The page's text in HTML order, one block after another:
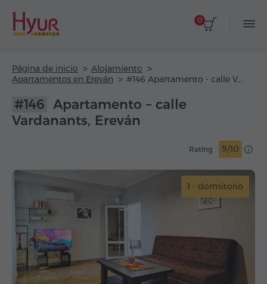
0
Página de inicio
Alojamiento
Apartamentos en Ereván
#146 Apartamento - calle Vardanants
#146 Apartamento – calle
Vardanants, Ereván
Rating 9/10
1 - dormitorio